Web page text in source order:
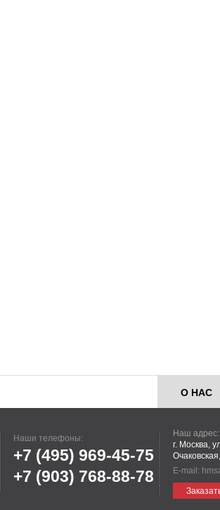
О НАС
Наши телефоны:
+7 (495) 969-45-75
+7 (903) 768-88-78
Наш адрес:
г. Москва,
E-mail: